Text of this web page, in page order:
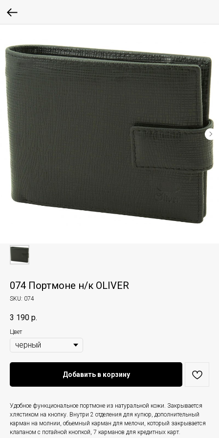
074 Портмоне н/к OLIVER
SKU: 074
3 190 р.
Цвет
Добавить в корзину
Удобное функциональное портмоне из натуральной кожи. Закрывается
хлястиком на кнопку. Внутри 2 отделения для купюр, дополнительный
карман на молнии, обьемный карман для мелочи, который закрывается
клапаном с потайной кнопкой, 7 карманов для кредитных карт.